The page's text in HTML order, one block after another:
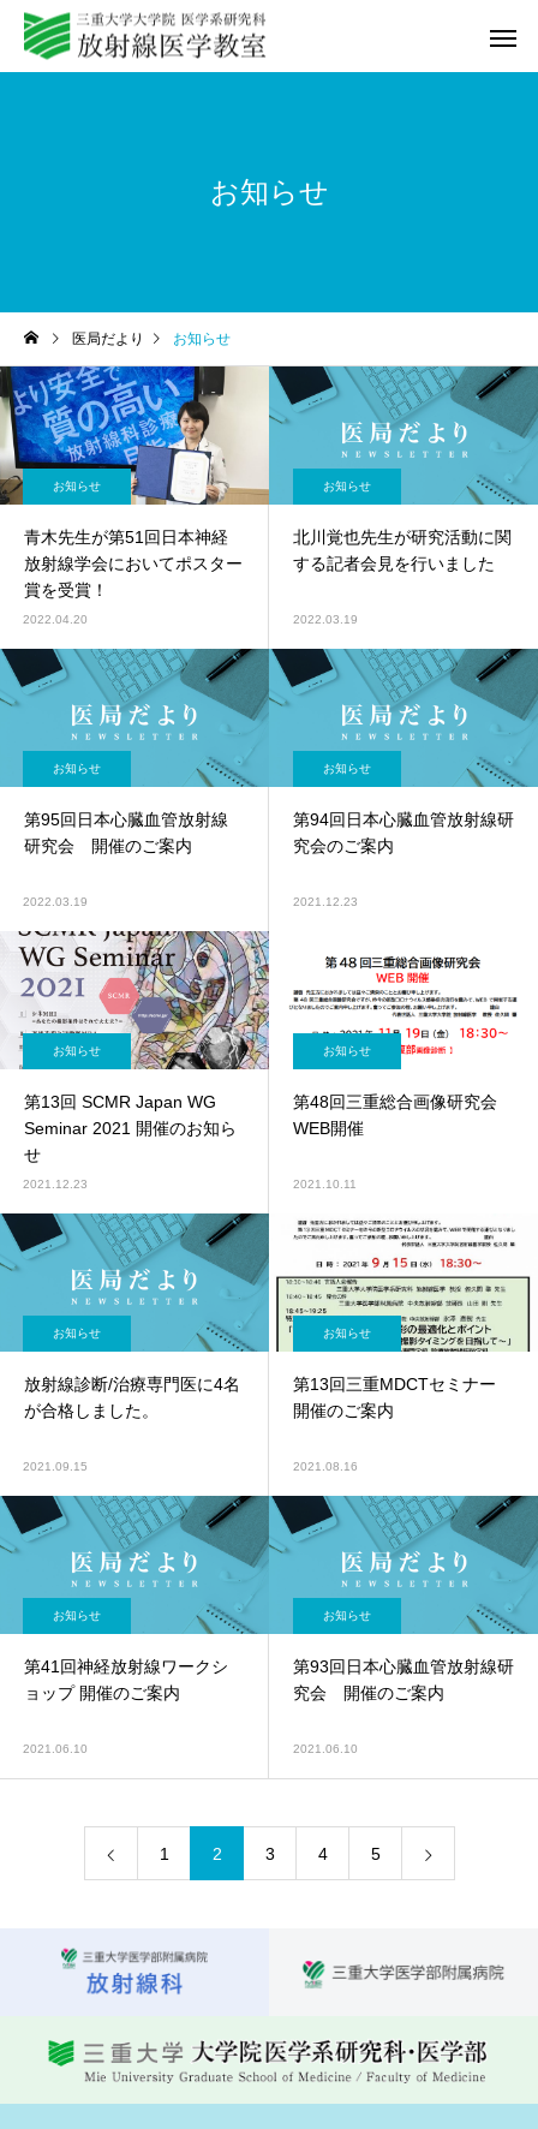
Q&A 動画セミ
お知らせ
医局だより お知らせ
お知らせ
青木先生が第51回日本神経
放射線学会においてポスター
賞を受賞！
2022.04.20
お知らせ
北川覚也先生が研究活動に関
する記者会見を行いました
2022.03.19
お知らせ
第95回日本心臓血管放射線
研究会 開催のご案内
2022.03.19
お知らせ
第94回日本心臓血管放射線研
究会のご案内
2021.12.23
お知らせ
第13回 SCMR Japan WG
Seminar 2021 開催のお知ら
せ
2021.12.23
お知らせ
第48回三重総合画像研究会
WEB開催
2021.10.11
お知らせ
放射線診断/治療専門医に4名
が合格しました。
2021.09.15
お知らせ
第13回三重MDCTセミナー
開催のご案内
2021.08.16
お知らせ
第41回神経放射線ワークシ
ョップ 開催のご案内
2021.06.10
お知らせ
第93回日本心臓血管放射線研
究会 開催のご案内
2021.06.10
1 2 3 4 5